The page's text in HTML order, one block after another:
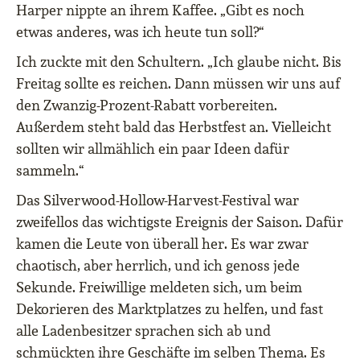
Harper nippte an ihrem Kaffee. „Gibt es noch
etwas anderes, was ich heute tun soll?“
Ich zuckte mit den Schultern. „Ich glaube nicht. Bis
Freitag sollte es reichen. Dann müssen wir uns auf
den Zwanzig-Prozent-Rabatt vorbereiten.
Außerdem steht bald das Herbstfest an. Vielleicht
sollten wir allmählich ein paar Ideen dafür
sammeln.“
Das Silverwood-Hollow-Harvest-Festival war
zweifellos das wichtigste Ereignis der Saison. Dafür
kamen die Leute von überall her. Es war zwar
chaotisch, aber herrlich, und ich genoss jede
Sekunde. Freiwillige meldeten sich, um beim
Dekorieren des Marktplatzes zu helfen, und fast
alle Ladenbesitzer sprachen sich ab und
schmückten ihre Geschäfte im selben Thema. Es